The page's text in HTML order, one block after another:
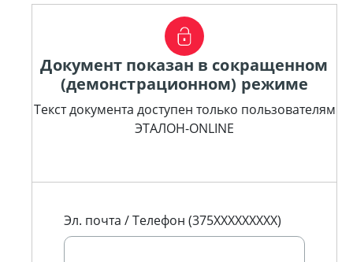
Документ показан в сокращенном
(демонстрационном) режиме
Текст документа доступен только пользователям
ЭТАЛОН-ONLINE
Эл. почта / Телефон (375XXXXXXXXX)